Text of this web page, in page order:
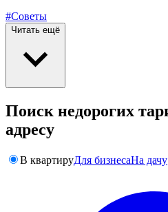
#Советы
Читать ещё
Поиск недорогих
адресу
В квартируДля бизнесаНа дачу